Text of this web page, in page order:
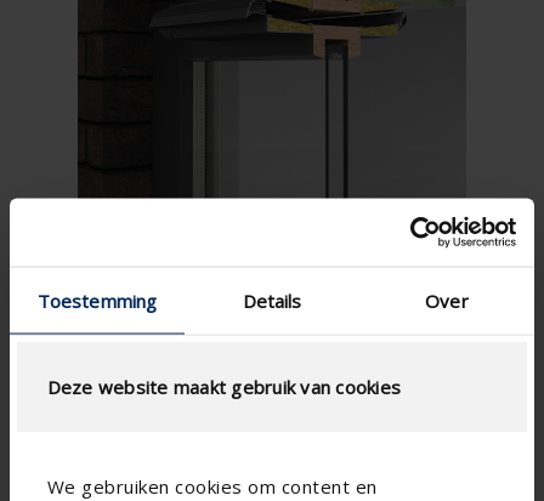
Toestemming Details Over
Deze website maakt gebruik van cookies
We gebruiken cookies om content en